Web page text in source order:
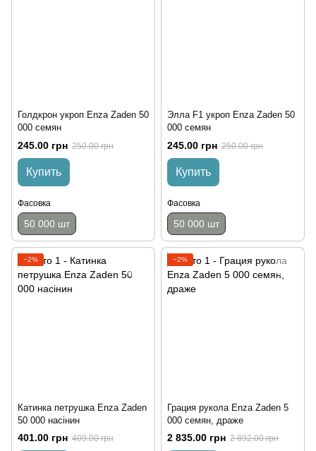
Голдкрон укроп Enza Zaden 50
000 семян
245.00 грн 250.00 грн
Купить
Фасовка
50 000 шт
Элла F1 укроп Enza Zaden 50
000 семян
245.00 грн 250.00 грн
Купить
Фасовка
50 000 шт
−2%
Катинка петрушка Enza Zaden
50 000 насінин
401.00 грн 409.00 грн
−2%
Грация рукола Enza Zaden 5
000 семян, драже
2 835.00 грн 2 892.00 грн